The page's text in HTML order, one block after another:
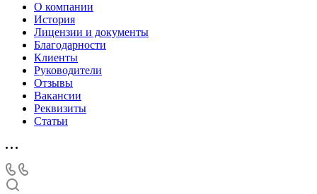
О компании
История
Лицензии и документы
Благодарности
Клиенты
Руководители
Отзывы
Вакансии
Реквизиты
Статьи